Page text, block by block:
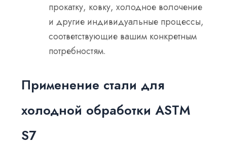
прокатку, ковку, холодное волочение
и другие индивидуальные процессы,
соответствующие вашим конкретным
потребностям.
Применение стали для
холодной обработки ASTM
S7